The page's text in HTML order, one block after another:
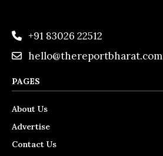
+91 83026 22512
hello@thereportbharat.com
PAGES
About Us
Advertise
Contact Us